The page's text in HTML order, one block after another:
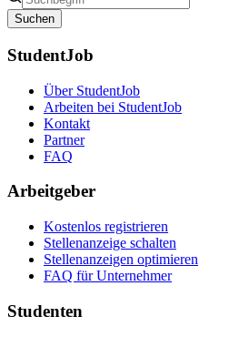
Suchen
StudentJob
Über StudentJob
Arbeiten bei StudentJob
Kontakt
Partner
FAQ
Arbeitgeber
Kostenlos registrieren
Stellenanzeige schalten
Stellenanzeigen optimieren
FAQ für Unternehmer
Studenten